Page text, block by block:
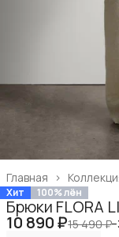
Главная ›
Хит 100% лён
Брюки FLORA
10 890 ₽15 490 ₽−